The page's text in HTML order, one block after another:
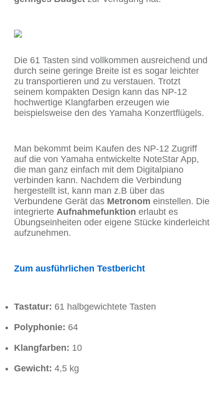
Die 61 Tasten sind vollkommen ausreichend und
durch seine geringe Breite ist es sogar leichter
zu transportieren und zu verstauen. Trotzt
seinem kompakten Design kann das NP-12
hochwertige Klangfarben erzeugen wie
beispielsweise den des Yamaha Konzertflügels.
Man bekommt beim Kaufen des NP-12 Zugriff
auf die von Yamaha entwickelte NoteStar App,
die man ganz einfach mit dem Digitalpiano
verbinden kann. Nachdem die Verbindung
hergestellt ist, kann man z.B über das
Verbundene Gerät das Metronom einstellen. Die
integrierte Aufnahmefunktion erlaubt es
Übungseinheiten oder eigene Stücke kinderleicht
aufzunehmen.
Zum ausführlichen Testbericht
Tastatur: 61 halbgewichtete Tasten
Polyphonie: 64
Klangfarben: 10
Gewicht: 4,5 kg